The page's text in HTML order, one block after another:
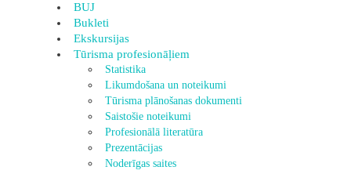
BUJ
Bukleti
Ekskursijas
Tūrisma profesionāļiem
Statistika
Likumdošana un noteikumi
Tūrisma plānošanas dokumenti
Saistošie noteikumi
Profesionālā literatūra
Prezentācijas
Noderīgas saites